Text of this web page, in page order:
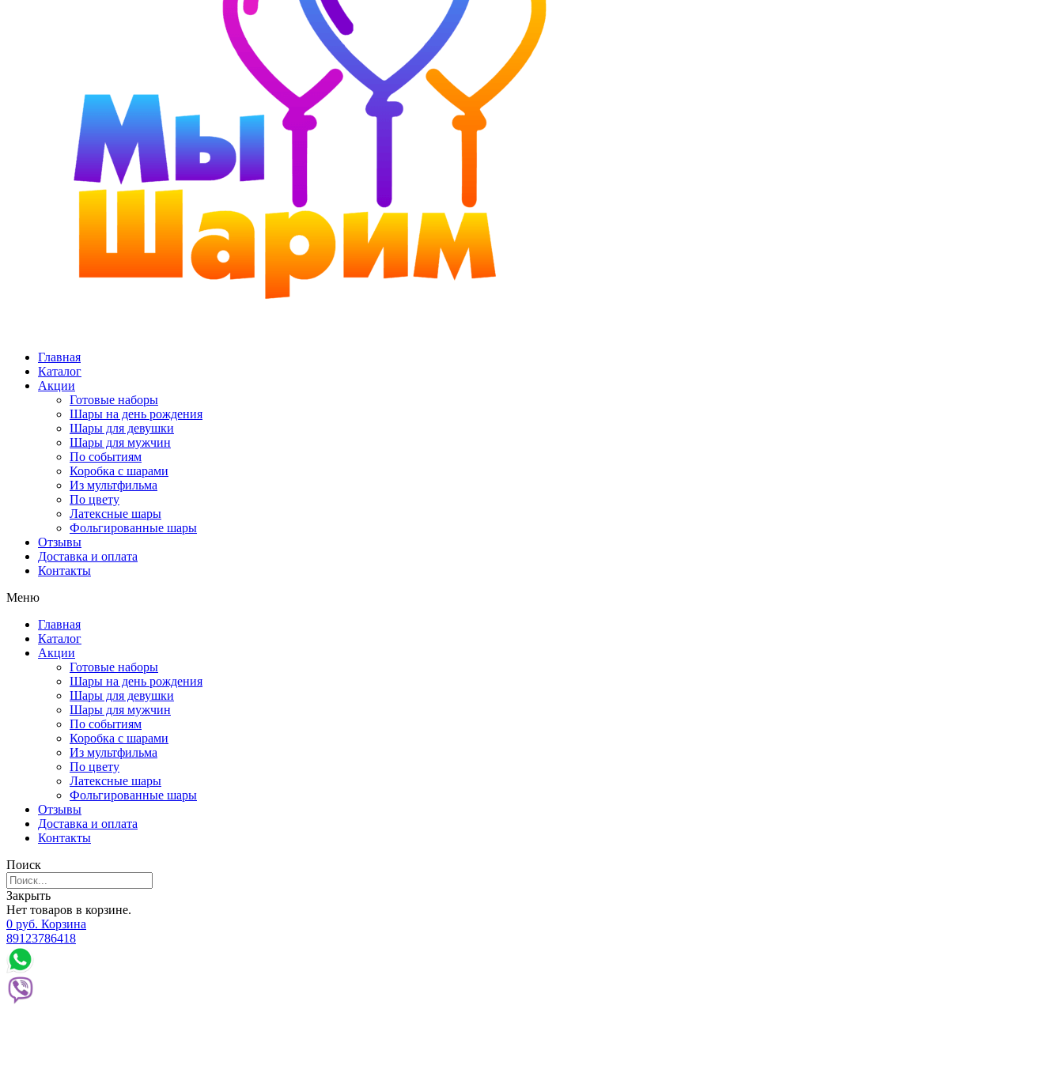
Главная
Каталог
Акции
Готовые наборы
Шары на день рождения
Шары для девушки
Шары для мужчин
По событиям
Коробка с шарами
Из мультфильма
По цвету
Латексные шары
Фольгированные шары
Отзывы
Доставка и оплата
Контакты
Меню
Главная
Каталог
Акции
Готовые наборы
Шары на день рождения
Шары для девушки
Шары для мужчин
По событиям
Коробка с шарами
Из мультфильма
По цвету
Латексные шары
Фольгированные шары
Отзывы
Доставка и оплата
Контакты
Поиск
Закрыть
Нет товаров в корзине.
0 руб. Корзина
89123786418